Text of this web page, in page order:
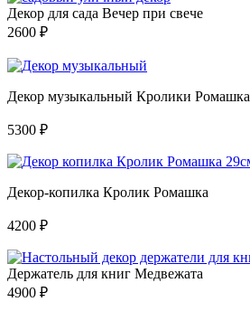
Декор для сада Вечер при свече
2600 ₽
Декор музыкальный Кролики Ромашка
5300 ₽
Декор-копилка Кролик Ромашка
4200 ₽
Держатель для книг Медвежата
4900 ₽